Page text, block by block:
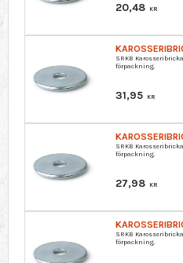
20,48 KR
SRKB
förpackning.
31,95 KR
SRKB
förpackning.
27,98 KR
SRKB
förpackning.